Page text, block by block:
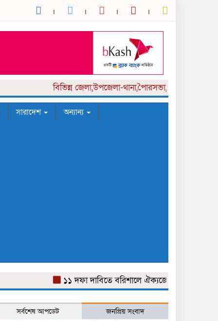
বিভিন্নজেলা,উপজেলা-থানা,পৈারসভা,কলেজ পর্যায়
সারাদেশ অন্যান্য
১১ দফা দাবিতে বরিশালে ঐক্যজোটের স্মারকলিপি
সর্বশেষ আপডেট জনপ্রিয় সংবাদ